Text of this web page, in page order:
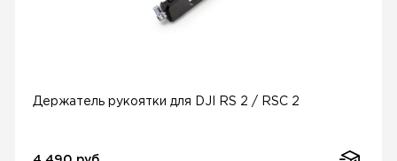
Держатель рукоятки для DJI RS 2 / RSC 2